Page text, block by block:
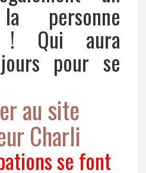
personne
! Qui aura
pour se
au site
Charli
se font